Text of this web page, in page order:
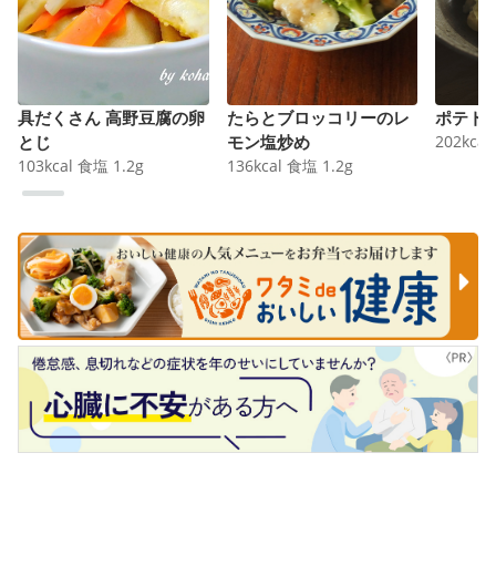
具だくさん 高野豆腐の卵
とじ
103kcal 食塩 1.2g
たらとブロッコリーのレ
モン塩炒め
136kcal 食塩 1.2g
ポテト
202kcal